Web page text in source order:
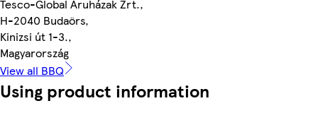
Tesco-Global Áruházak Zrt.,
H-2040 Budaörs,
Kinizsi út 1-3.,
Magyarország
View all BBQ
Using product information